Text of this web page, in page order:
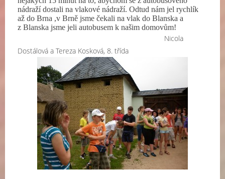
nádraží dostali na vlakové nádraží. Odtud nám jel rychlík
až do Brna ,v Brně jsme čekali na vlak do Blanska a
z Blanska jsme jeli autobusem k našim domovům!
Nicola
Dostálová a Tereza Kosková, 8. třída